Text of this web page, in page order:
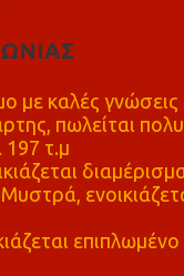
με καλές γνώσεις
πωλείται
197 τ.μ
Μυστρά,